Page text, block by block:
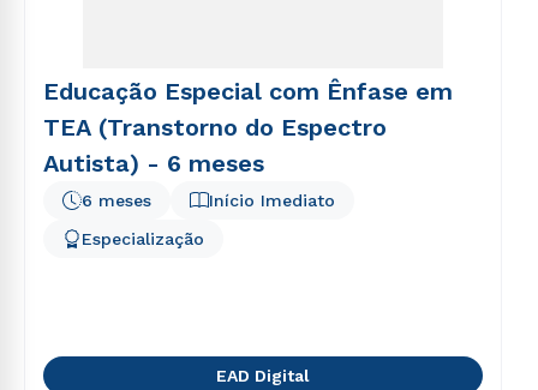
Educação Especial com Ênfase em
TEA (Transtorno do Espectro
Autista) - 6 meses
Início Imediato
6 meses
Especialização
EAD Digital